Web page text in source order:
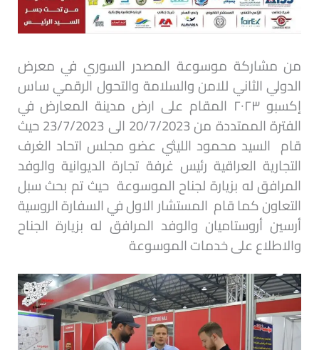
من مشاركة موسوعة المصدر السوري في معرض
الدولي الثاني للامن والسلامة والتحول الرقمي ساس
إكسبو ٢٠٢٣ المقام على ارض مدينة المعارض في
الفترة الممتددة
من 20/7/2023 الى 23/7/2023 حيث
قام السيد محمود الليثي عضو مجلس اتحاد الغرف
التجارية العراقية رئيس غرفة تجارة الديوانية والوفد
المرافق له بزيارة لجناح الموسوعة حيث تم بحث سبل
التعاون كما قام المستشار الاول في السفارة الروسية
أرسين أروستاميان والوفد المرافق له بزيارة الجناح
والاطلاع على خدمات الموسوعة